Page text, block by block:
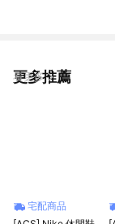
更多推薦
看更多
宅配商品